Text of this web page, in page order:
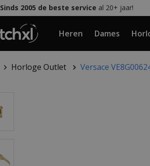
Sinds 2005 de beste service al 20+ jaar!
Heren Dames
Horloge Outlet Versace